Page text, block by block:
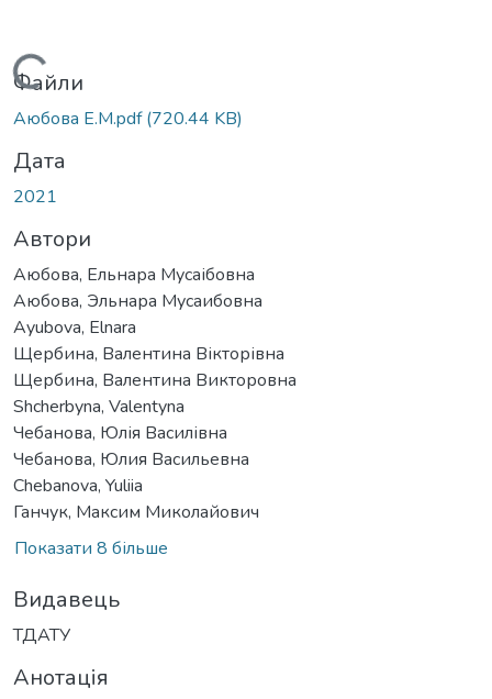
Вантажиться...
Файли
Аюбова Е.М.pdf(720.44 KB)
Дата
2021
Автори
Аюбова, Ельнара Мусаібовна
Аюбова, Эльнара Мусаибовна
Ayubova, Elnara
Щербина, Валентина Вікторівна
Щербина, Валентина Викторовна
Shcherbyna, Valentyna
Чебанова, Юлія Василівна
Чебанова, Юлия Васильевна
Chebanova, Yuliia
Ганчук, Максим Миколайович
Показати 8 більше
Видавець
ТДАТУ
Анотація